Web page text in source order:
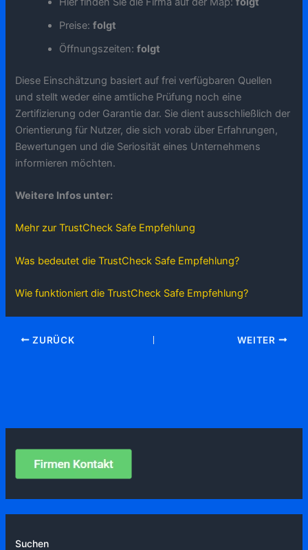
Suchen
Preise:folgt
Öffnungszeiten:folgt
Diese Einschätzung basiert auf frei verfügbaren Quellen
und stellt weder eine amtliche Prüfung noch eine
Zertifizierung oder Garantie dar. Sie dient ausschließlich der
Orientierung für Nutzer, die sich vorab über Erfahrungen,
Bewertungen und die Seriosität eines Unternehmens
informieren möchten.
Weitere Infos unter:
Mehr zur TrustCheck Safe Empfehlung
Was bedeutet die TrustCheck Safe Empfehlung?
Wie funktioniert die TrustCheck Safe Empfehlung?
ZURÜCK WEITER